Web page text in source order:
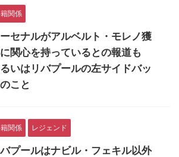
関係
セナルがアルベルト・モレノ獲
関心を持っているとの報道も
いはリバプールの左サイドバッ
こと
関係 レジェンド
バプールはナビル・フェキル以外